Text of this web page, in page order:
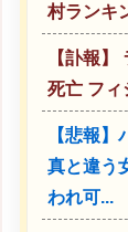
村ランキ
【訃報
死亡 フィ
【悲報
真と違う
われ可...